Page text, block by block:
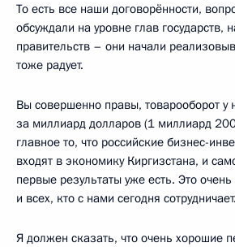
То есть все наши договорённости,
обсуждали на уровне глав государств,
правительств – они начали
тоже радует.
Вы совершенно правы, товарооборот у
за миллиард долларов (1 миллиард
главное то, что российские бизнес-
входят в экономику Киргизстана, и
первые результаты уже есть. Это очень
и всех, кто с нами сегодня сотрудничает.
Я должен сказать, что очень хорошие